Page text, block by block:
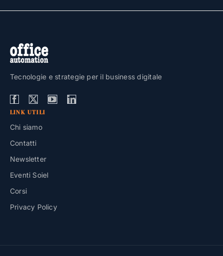
Tecnologie e strategie per il business digitale
LINK UTILI
Chi siamo
Contatti
Newsletter
Eventi Soiel
Corsi
Privacy Policy